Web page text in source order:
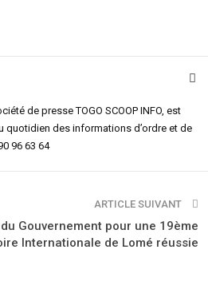
de presse TOGO SCOOP INFO, est
des informations d’ordre et de
96 63 64
ARTICLE SUIVANT
Gouvernement pour une 19ème
Internationale de Lomé réussie